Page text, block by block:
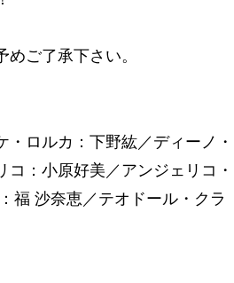
ご了承下さい。
ロルカ：下野紘／ディーノ・
：小原好美／アンジェリコ・
福 沙奈恵／テオドール・クラ